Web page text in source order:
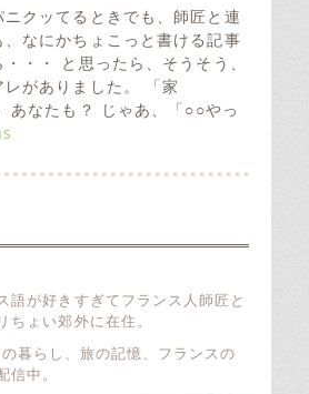
クッてるときでも、師匠と連
なにかちょこっと書ける記事
・・ と思ったら、そうそう、
がありました。 「家
あなたも？ じゃあ、「○○やっ
語が好きすぎてフランス人師匠と
ちょい郊外に在住。
暮らし、旅の記憶、フランスの
信中。